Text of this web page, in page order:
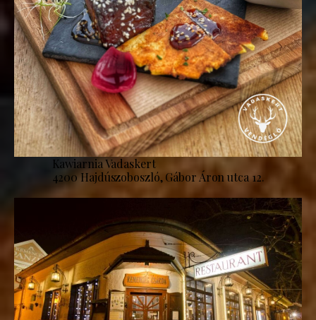
Kawiarnia Vadaskert
4200 Hajdúszoboszló, Gábor Áron utca 12.